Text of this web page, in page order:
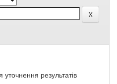
результатів